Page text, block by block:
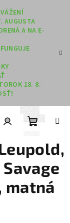
AUGUSTA
A NA E-
18. 8.
matná